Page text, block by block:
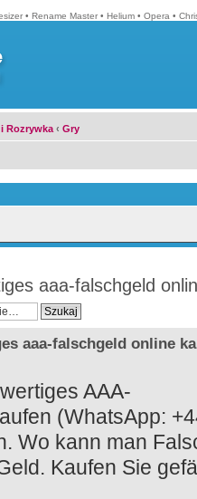
• Rename Master • Helium • Opera •
Rozrywka ‹ Gry
aaa-falschgeld
aaa-falschgeld online
AAA-
(WhatsApp:
Wo kann man
Kaufen Sie